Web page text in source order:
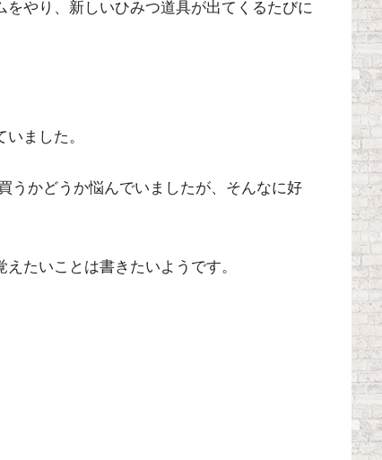
やり、新しいひみつ道具が出てくるたびに
いました。
うかどうか悩んでいましたが、そんなに好
たいことは書きたいようです。